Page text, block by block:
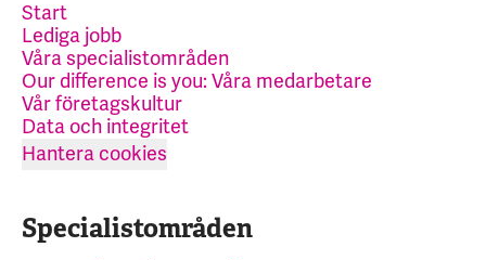
Start
Lediga jobb
Våra specialistområden
Our difference is you: Våra medarbetare
Vår företagskultur
Data och integritet
Hantera cookies
Specialistområden